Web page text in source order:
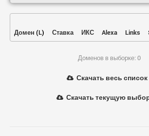
Домен (L) Ставка ИКС Alexa Links
Доменов в выборке: 0
Скачать весь список
Скачать текущую